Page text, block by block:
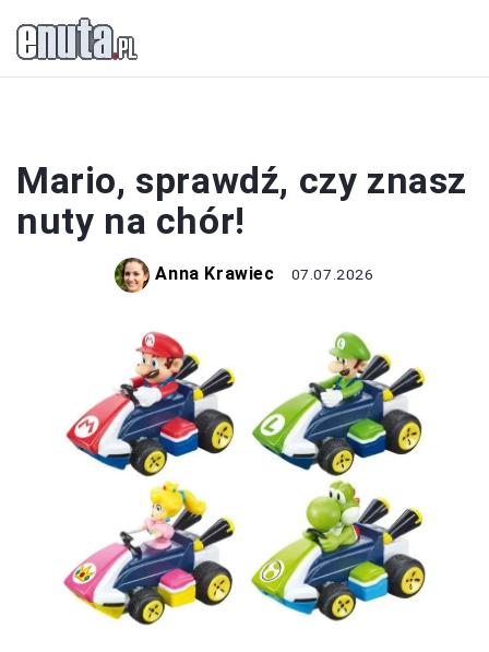
Mario, sprawdź, czy znasz
nuty na chór!
Anna Krawiec 07.07.2026